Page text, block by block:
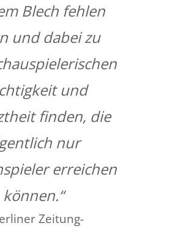
Blech fehlen
und dabei zu
und
finden, die
nur
erreichen
können.“
Zeitung-